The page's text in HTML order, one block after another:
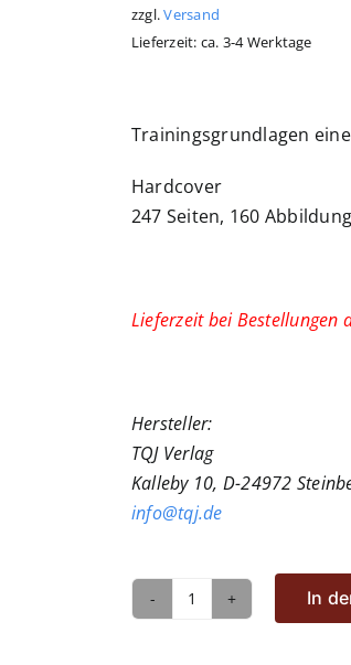
zzgl.Versand
Lieferzeit: ca. 3-4 Werktage
Trainingsgrundlagen
Hardcover
247 Seiten, 160
Lieferzeit bei Bestellungen
Hersteller:
TQJ Verlag
Kalleby 10, D-24972
info@tqj.de
Nabil
In